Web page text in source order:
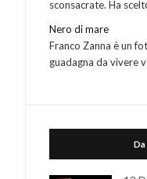
sconsacrate. Ha
Nero di mare
Franco Zanna è un
guadagna da vivere